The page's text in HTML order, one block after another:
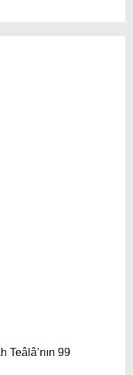
Teâlâ’nın 99